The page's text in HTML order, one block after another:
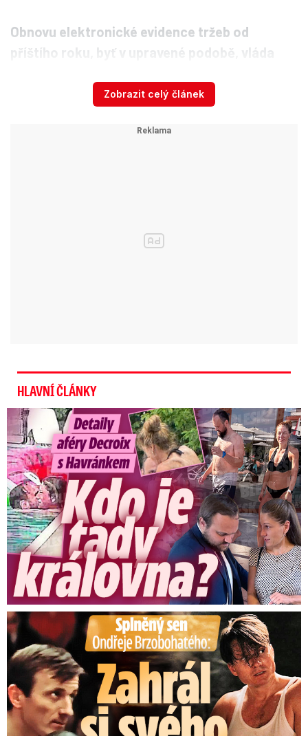
Obnovu elektronické evidence tržeb od
příštího roku, byť v upravené podobě, vláda
prostředí a přínosem kolem 14 miliard korun
zpochybňuje. Součástí návrhu jsou i daňové
Zobrazit celý článek
HLAVNÍ ČLÁNKY
Detaily aféry Decroix s Havránkem: Kdo je tady královna?
Splněný sen Ondřeje Brzobohatého: Zahrál si svého tátu